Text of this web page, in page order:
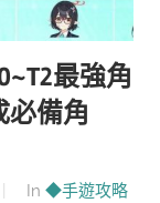
最強角
必備角
In ◆手遊攻略